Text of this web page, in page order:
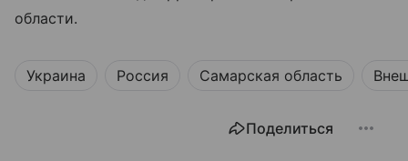
области.
Украина Россия Самарская область
Поделиться